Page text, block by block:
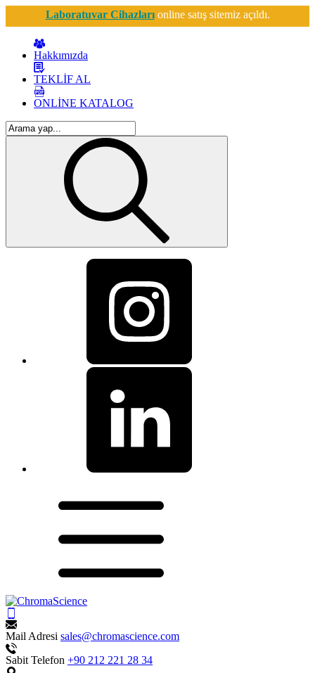
Laboratuvar Cihazlarıonline satış sitemiz açıldı.
Hakkımızda
TEKLİF AL
ONLİNE KATALOG
Mail Adresi sales@chromascience.com
Sabit Telefon +90 212 221 28 34